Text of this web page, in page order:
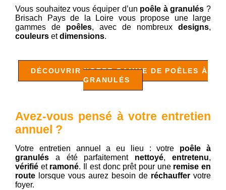
Vous souhaitez vous équiper d’un poêle à granulés ?
Brisach Pays de la Loire vous propose une large
gammes de poêles, avec de nombreux designs,
couleurs etdimensions.
DÉCOUVRIR NOTRE GAMME DE POÊLES À
GRANULÉS
Avez-vous pensé à votre entretien
annuel ?
Votre entretien annuel a eu lieu : votre poêle à
granulés a été parfaitement nettoyé,entretenu,
vérifié etramoné. Il est donc prêt pour une remise en
route lorsque vous aurez besoin de réchauffer votre
foyer.